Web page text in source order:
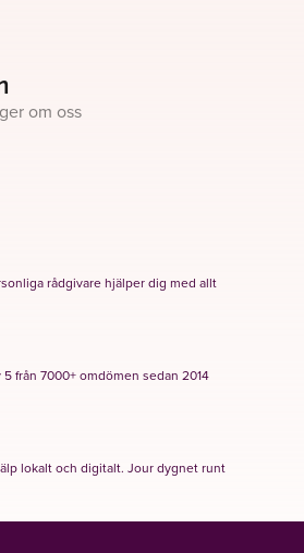
om oss
rådgivare hjälper dig med allt
5 från 7000+ omdömen sedan 2014
lokalt och digitalt. Jour dygnet runt